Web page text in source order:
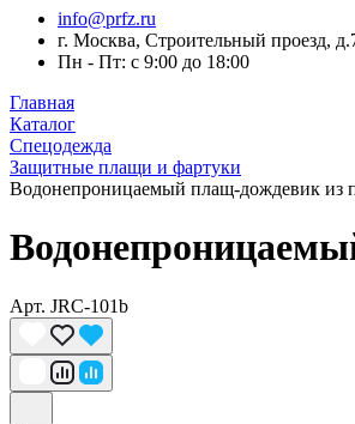
info@prfz.ru
г. Москва, Строительный проезд,
Пн - Пт: с 9:00 до 18:00
Главная
Каталог
Спецодежда
Защитные плащи и фартуки
Водонепроницаемый плащ-дождевик из
Арт. JRC-101b